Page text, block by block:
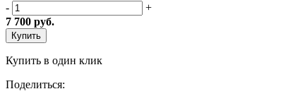
-
+
7 700 руб.
Купить
Купить в один клик
Поделиться: